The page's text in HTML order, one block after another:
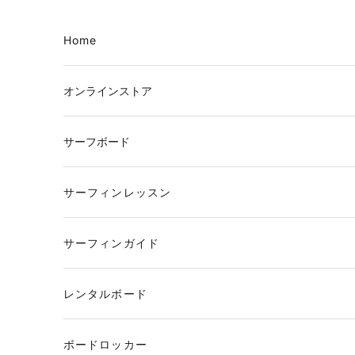
Home
オンラインストア
サーフボード
サーフィンレッスン
サーフィンガイド
レンタルボード
ボードロッカー